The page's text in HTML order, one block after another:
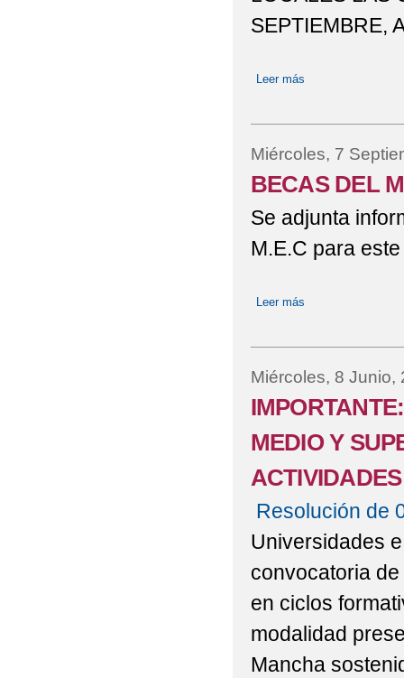
ELECCIONES AL
IMPORTANTE:
IMÁGENES CURSO
PRUEBAS
FORMATIVOS DE
SE CONVOCA LA
PARA EL CURSO 2017/
VISITA MUSEO DEL
SEPTIEMBRE,
Leer más
Miércoles, 7
BECAS DEL
Se adjunta
M.E.C para
Leer más
Miércoles, 8 Junio,
MEDIO Y
Resolución de
Universidades
convocatoria
en ciclos
modalidad
Mancha